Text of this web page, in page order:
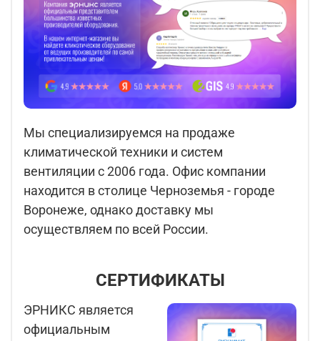
Мы специализируемся на продаже
климатической техники и систем
вентиляции с 2006 года. Офис компании
находится в столице Черноземья - городе
Воронеже, однако доставку мы
осуществляем по всей России.
СЕРТИФИКАТЫ
ЭРНИКС является
официальным